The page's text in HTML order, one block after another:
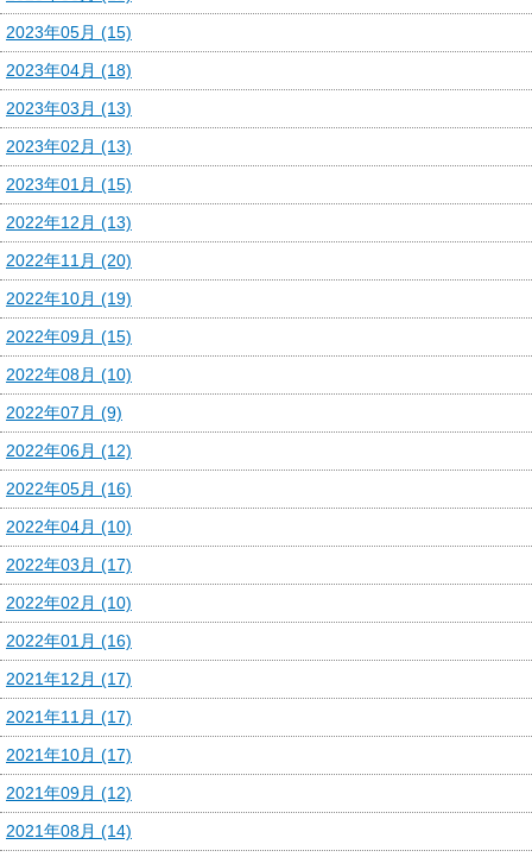
2023年05月 (15)
2023年04月 (18)
2023年03月 (13)
2023年02月 (13)
2023年01月 (15)
2022年12月 (13)
2022年11月 (20)
2022年10月 (19)
2022年09月 (15)
2022年08月 (10)
2022年07月 (9)
2022年06月 (12)
2022年05月 (16)
2022年04月 (10)
2022年03月 (17)
2022年02月 (10)
2022年01月 (16)
2021年12月 (17)
2021年11月 (17)
2021年10月 (17)
2021年09月 (12)
2021年08月 (14)